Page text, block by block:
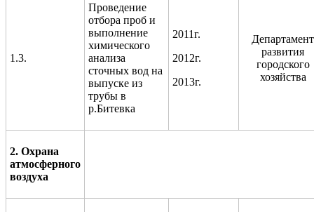
1.3.
Проведение
отбора проб и
выполнение
химического
анализа
сточных вод на
выпуске из
трубы в
р.Битевка
2011г.
2012г.
2013г.
Департамент
развития
городского
хозяйства
2. Охрана
атмосферного
воздуха